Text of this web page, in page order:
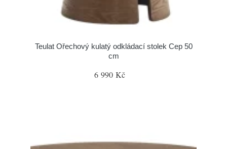
Teulat Ořechový kulatý odkládací stolek Cep 50
cm
6 990 Kč